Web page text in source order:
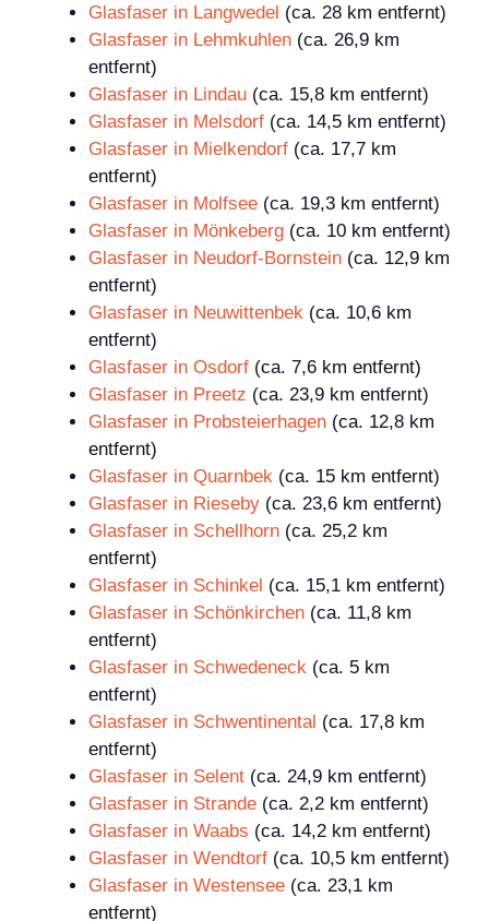
Glasfaser in Langwedel (ca. 28 km entfernt)
Glasfaser in Lehmkuhlen (ca. 26,9 km
entfernt)
Glasfaser in Lindau (ca. 15,8 km entfernt)
Glasfaser in Melsdorf (ca. 14,5 km entfernt)
Glasfaser in Mielkendorf (ca. 17,7 km
entfernt)
Glasfaser in Molfsee (ca. 19,3 km entfernt)
Glasfaser in Mönkeberg (ca. 10 km entfernt)
Glasfaser in Neudorf-Bornstein (ca. 12,9 km
entfernt)
Glasfaser in Neuwittenbek (ca. 10,6 km
entfernt)
Glasfaser in Osdorf (ca. 7,6 km entfernt)
Glasfaser in Preetz (ca. 23,9 km entfernt)
Glasfaser in Probsteierhagen (ca. 12,8 km
entfernt)
Glasfaser in Quarnbek (ca. 15 km entfernt)
Glasfaser in Rieseby (ca. 23,6 km entfernt)
Glasfaser in Schellhorn (ca. 25,2 km
entfernt)
Glasfaser in Schinkel (ca. 15,1 km entfernt)
Glasfaser in Schönkirchen (ca. 11,8 km
entfernt)
Glasfaser in Schwedeneck (ca. 5 km
entfernt)
Glasfaser in Schwentinental (ca. 17,8 km
entfernt)
Glasfaser in Selent (ca. 24,9 km entfernt)
Glasfaser in Strande (ca. 2,2 km entfernt)
Glasfaser in Waabs (ca. 14,2 km entfernt)
Glasfaser in Wendtorf (ca. 10,5 km entfernt)
Glasfaser in Westensee (ca. 23,1 km
entfernt)